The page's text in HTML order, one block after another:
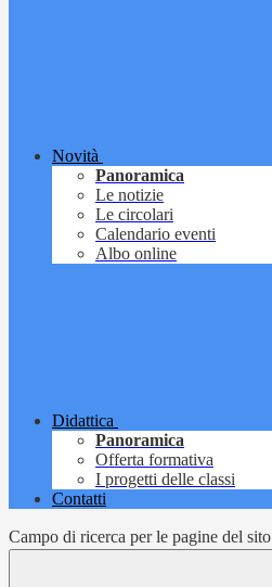
Novità
Panoramica
Le notizie
Le circolari
Calendario eventi
Albo online
Didattica
Panoramica
Offerta formativa
I progetti delle classi
Contatti
Campo di ricerca per le pagine del sito